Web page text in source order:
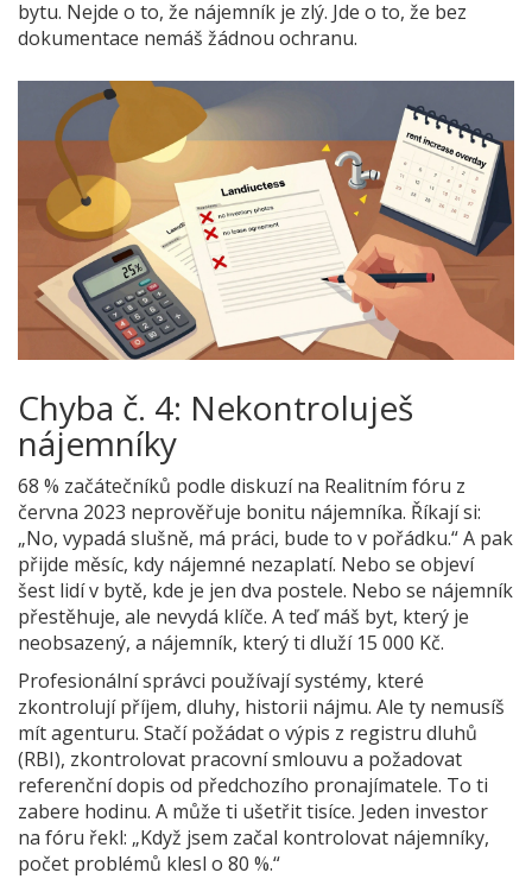
bytu. Nejde o to, že nájemník je zlý. Jde o to, že bez
dokumentace nemáš žádnou ochranu.
Chyba č. 4: Nekontroluješ
nájemníky
68 % začátečníků podle diskuzí na Realitním fóru z
června 2023 neprověřuje bonitu nájemníka. Říkají si:
„No, vypadá slušně, má práci, bude to v pořádku.“ A pak
přijde měsíc, kdy nájemné nezaplatí. Nebo se objeví
šest lidí v bytě, kde je jen dva postele. Nebo se nájemník
přestěhuje, ale nevydá klíče. A teď máš byt, který je
neobsazený, a nájemník, který ti dluží 15 000 Kč.
Profesionální správci používají systémy, které
zkontrolují příjem, dluhy, historii nájmu. Ale ty nemusíš
mít agenturu. Stačí požádat o výpis z registru dluhů
(RBI), zkontrolovat pracovní smlouvu a požadovat
referenční dopis od předchozího pronajímatele. To ti
zabere hodinu. A může ti ušetřit tisíce. Jeden investor
na fóru řekl: „Když jsem začal kontrolovat nájemníky,
počet problémů klesl o 80 %.“